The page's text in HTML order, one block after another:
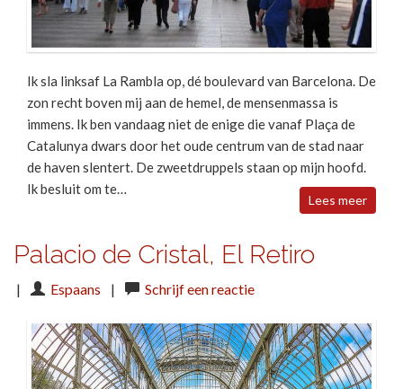
Ik sla linksaf La Rambla op, dé boulevard van Barcelona. De
zon recht boven mij aan de hemel, de mensenmassa is
immens. Ik ben vandaag niet de enige die vanaf Plaça de
Catalunya dwars door het oude centrum van de stad naar
de haven slentert. De zweetdruppels staan op mijn hoofd.
Ik besluit om te…
Lees meer
Palacio de Cristal, El Retiro
| Espaans | Schrijf een reactie